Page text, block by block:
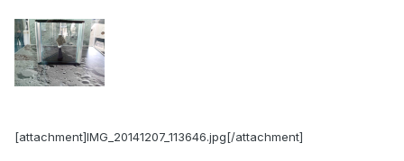
[attachment]IMG_20141207_113646.jpg[/attachment]